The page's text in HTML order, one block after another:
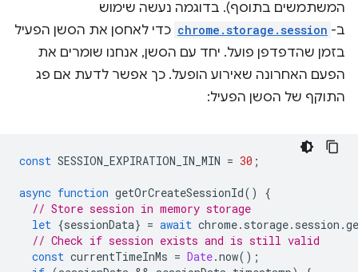
המשתמשים בתוסף). בדוגמה נעשה שימוש
ב- chrome.storage.session כדי לאחסן את הסשן הפעיל
בזמן שהדפדפן פועל. יחד עם הסשן, אנחנו שומרים את
הפעם האחרונה שאירוע הופעל. כך אפשר לדעת אם פג
התוקף של הסשן הפעיל:
const SESSION_EXPIRATION_IN_MIN = 30 ;
async function getOrCreateSessionId()
{
// Store session in memory storage
let {sessionData} = await chrome. storage. session .
// Check if session exists and is still valid
const currentTimeInMs = Date.now();